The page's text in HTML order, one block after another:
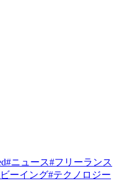
#ニュース#フリーランス
ーイング#テクノロジー